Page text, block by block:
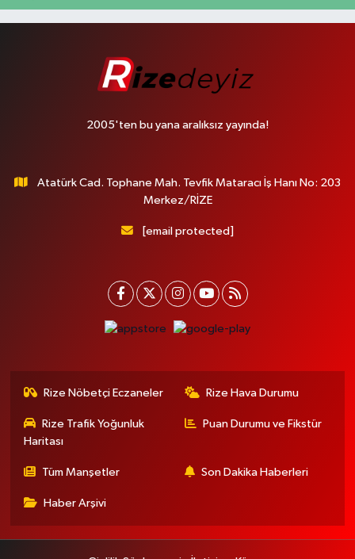
2005'ten bu yana aralıksız yayında!
Atatürk Cad. Tophane Mah. Tevfik Mataracı İş Hanı No: 203
Merkez/RİZE
[email protected]
Rize Nöbetçi Eczaneler Rize Hava Durumu
Rize Trafik Yoğunluk
Haritası
Puan Durumu ve Fikstür
Tüm Manşetler Son Dakika Haberleri
Haber Arşivi